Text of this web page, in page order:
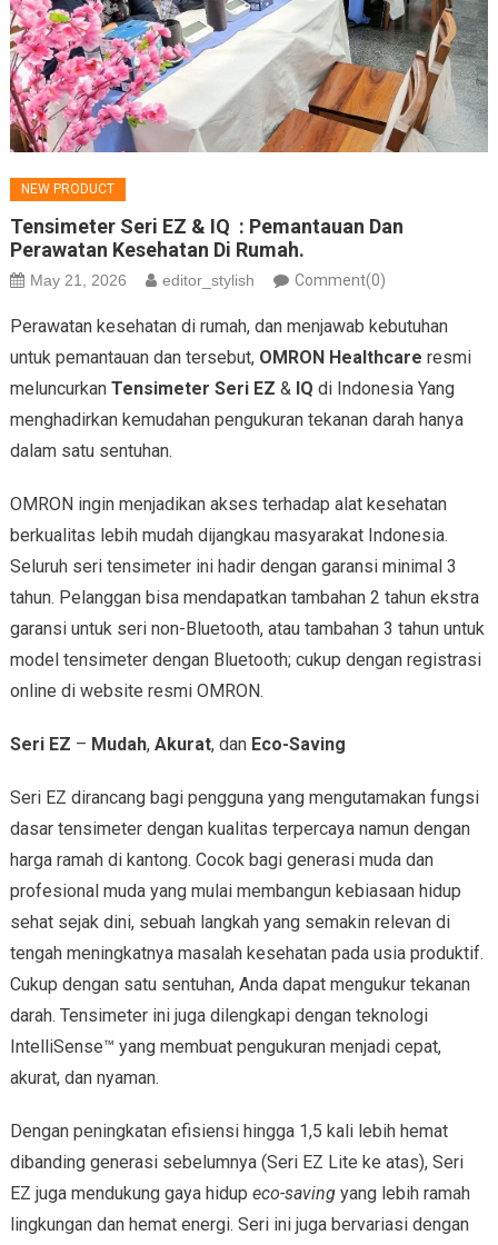
NEW PRODUCT
Tensimeter Seri EZ & IQ : Pemantauan Dan
Perawatan Kesehatan Di Rumah.
May 21, 2026 editor_stylish Comment(0)
Perawatan kesehatan di rumah, dan menjawab kebutuhan
untuk pemantauan dan tersebut, OMRON Healthcare resmi
meluncurkan Tensimeter Seri EZ & IQ di Indonesia Yang
menghadirkan kemudahan pengukuran tekanan darah hanya
dalam satu sentuhan.
OMRON ingin menjadikan akses terhadap alat kesehatan
berkualitas lebih mudah dijangkau masyarakat Indonesia.
Seluruh seri tensimeter ini hadir dengan garansi minimal 3
tahun. Pelanggan bisa mendapatkan tambahan 2 tahun ekstra
garansi untuk seri non-Bluetooth, atau tambahan 3 tahun untuk
model tensimeter dengan Bluetooth; cukup dengan registrasi
online di website resmi OMRON.
Seri EZ – Mudah,Akurat, dan Eco-Saving
Seri EZ dirancang bagi pengguna yang mengutamakan fungsi
dasar tensimeter dengan kualitas terpercaya namun dengan
harga ramah di kantong. Cocok bagi generasi muda dan
profesional muda yang mulai membangun kebiasaan hidup
sehat sejak dini, sebuah langkah yang semakin relevan di
tengah meningkatnya masalah kesehatan pada usia produktif.
Cukup dengan satu sentuhan, Anda dapat mengukur tekanan
darah. Tensimeter ini juga dilengkapi dengan teknologi
IntelliSense™ yang membuat pengukuran menjadi cepat,
akurat, dan nyaman.
Dengan peningkatan efisiensi hingga 1,5 kali lebih hemat
dibanding generasi sebelumnya (Seri EZ Lite ke atas), Seri
EZ juga mendukung gaya hidup eco-savingyang lebih ramah
lingkungan dan hemat energi. Seri ini juga bervariasi dengan